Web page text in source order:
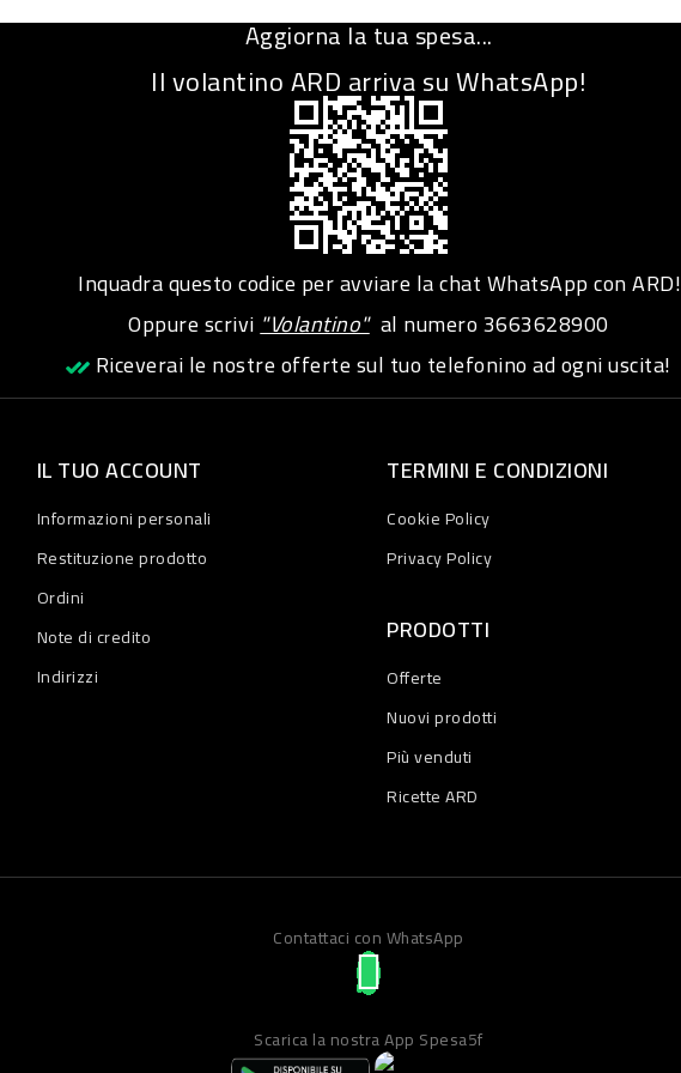
Aggiorna la tua spesa...
Il volantino ARD arriva su WhatsApp!
Inquadra questo codice per avviare la chat WhatsApp con ARD!
Oppure scrivi"Volantino"al numero3663628900
Riceverai le nostre offerte sul tuo telefonino ad ogni uscita!
IL TUO ACCOUNT
Informazioni personali
Restituzione prodotto
Ordini
Note di credito
Indirizzi
TERMINI E CONDIZIONI
Cookie Policy
Privacy Policy
PRODOTTI
Offerte
Nuovi prodotti
Più venduti
Ricette ARD
Contattaci con WhatsApp
Scarica la nostra App Spesa5f